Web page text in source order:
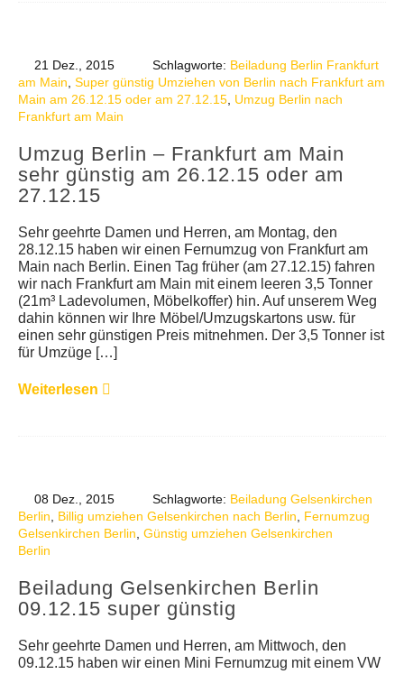
21 Dez., 2015 Schlagworte: Beiladung Berlin Frankfurt
am Main Super günstig Umziehen von Berlin nach Frankfurt am
Main am 26.12.15 oder am 27.12.15 Umzug Berlin nach
Frankfurt am Main
Umzug Berlin – Frankfurt am Main
sehr günstig am 26.12.15 oder am
27.12.15
Sehr geehrte Damen und Herren, am Montag, den
28.12.15 haben wir einen Fernumzug von Frankfurt am
Main nach Berlin. Einen Tag früher (am 27.12.15) fahren
wir nach Frankfurt am Main mit einem leeren 3,5 Tonner
(21m³ Ladevolumen, Möbelkoffer) hin. Auf unserem Weg
dahin können wir Ihre Möbel/Umzugskartons usw. für
einen sehr günstigen Preis mitnehmen. Der 3,5 Tonner ist
für Umzüge […]
Weiterlesen
08 Dez., 2015 Schlagworte: Beiladung Gelsenkirchen
Berlin
Billig umziehen Gelsenkirchen nach Berlin
Fernumzug
Gelsenkirchen Berlin Günstig umziehen Gelsenkirchen
Berlin
Beiladung Gelsenkirchen Berlin
09.12.15 super günstig
Sehr geehrte Damen und Herren, am Mittwoch, den
09.12.15 haben wir einen Mini Fernumzug mit einem VW